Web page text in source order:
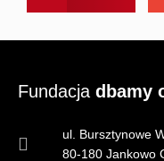
Fundacja dbamy
ul. Bursztynowe
80-180 Jankowo